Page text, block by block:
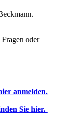
oder
anmelden.
Sie hier.